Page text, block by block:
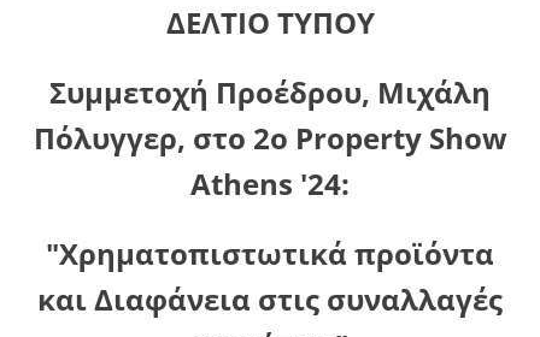
ΔΕΛΤΙΟ ΤΥΠΟΥ
Συμμετοχή Προέδρου, Μιχάλη
Πόλυγγερ, στο 2ο Property Show
Athens '24:
"Χρηματοπιστωτικά προϊόντα
και Διαφάνεια στις συναλλαγές